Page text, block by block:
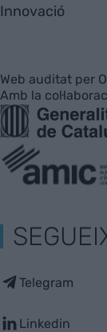
Innovació
Web auditat per
Amb la
Telegram
Linkedin